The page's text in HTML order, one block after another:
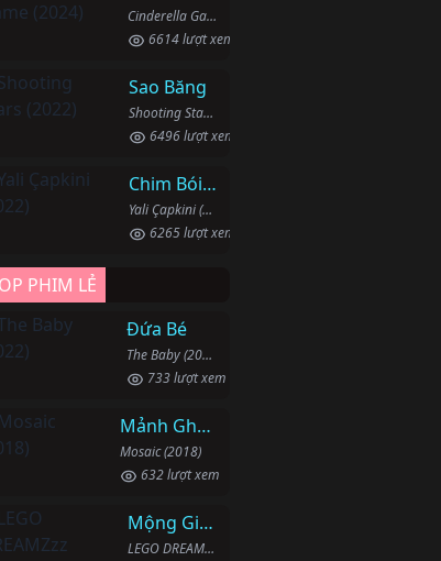
Cinderella Game (2024)
6614 lượt xem
Sao Băng
Shooting Stars (2022)
6496 lượt xem
Chim Bói Cá
Yali Çapkini (2022)
6265 lượt xem
PHIM LẺ
Đứa Bé
The Baby (2022)
733 lượt xem
Mảnh Ghép
Mosaic (2018)
632 lượt xem
Mộng Giới (Phần 2)
LEGO DREAMZzz (Season 2) (2024)